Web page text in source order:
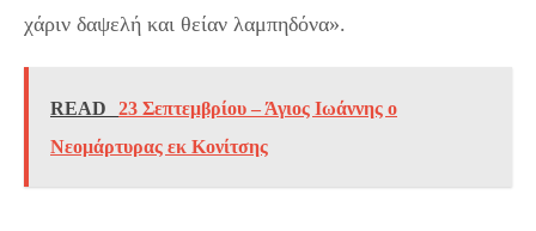
χάριν δαψελή και θείαν λαμπηδόνα».
READ
23 Σεπτεμβρίου – Άγιος Ιωάννης ο
Νεομάρτυρας εκ Κονίτσης